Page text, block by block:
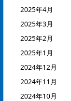
2025年4月
2025年3月
2025年2月
2025年1月
2024年12月
2024年11月
2024年10月